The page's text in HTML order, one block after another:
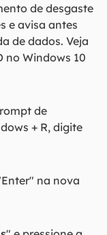
de desgaste
e avisa antes
de dados. Veja
no Windows 10
de
+ R, digite
na nova